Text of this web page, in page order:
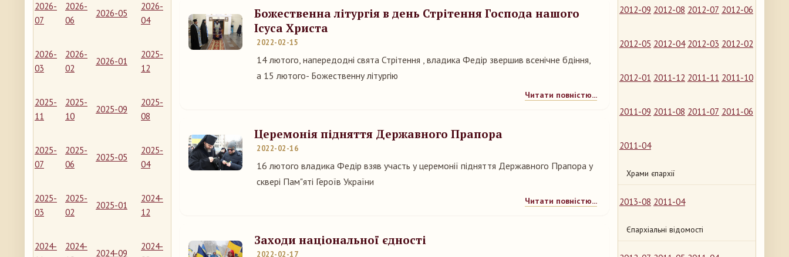
2026-
07
2026-
06
2026-05
2026-
04
2026-
03
2026-
02
2026-01
2025-
12
2025-
11
2025-
10
2025-09
2025-
08
2025-
07
2025-
06
2025-05
2025-
04
2025-
03
2025-
02
2025-01
2024-
12
2024-
2024-
2024-09
2024-
2012-09 2012-08 2012-07 2012-06
2012-05 2012-04 2012-03 2012-02
2012-01 2011-12 2011-11 2011-10
2011-09 2011-08 2011-07 2011-06
2011-04
Храми єпархії
2013-08 2011-04
Єпархіальні відомості
Божественна літургія в день Стрітення Господа нашого
Ісуса Христа
2022-02-15
14 лютого, напередодні свята Стрітення , владика Федір звершив всенічне бдіння,
а 15 лютого- Божественну літургію
Читати повністю...
Церемонія підняття Державного Прапора
2022-02-16
16 лютого владика Федір взяв участь у церемонії підняття Державного Прапора у
сквері Пам"яті Героїв України
Читати повністю...
Заходи національної єдності
2022-02-17